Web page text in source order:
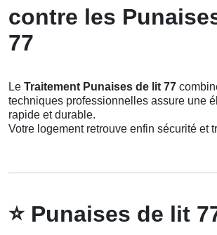
contre les
77
Le Traitement Punaises de lit 77
techniques professionnelles assure une
rapide et durable.
Votre logement retrouve enfin sécurité et
⭐Punaises de lit